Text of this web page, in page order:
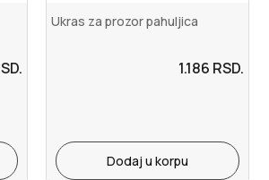
Ukras za prozor pahuljica
1.186 RSD.
Dodaj u korpu